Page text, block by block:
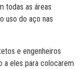
todas as áreas
uso do aço nas
e engenheiros
a eles para colocarem